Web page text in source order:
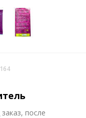
после